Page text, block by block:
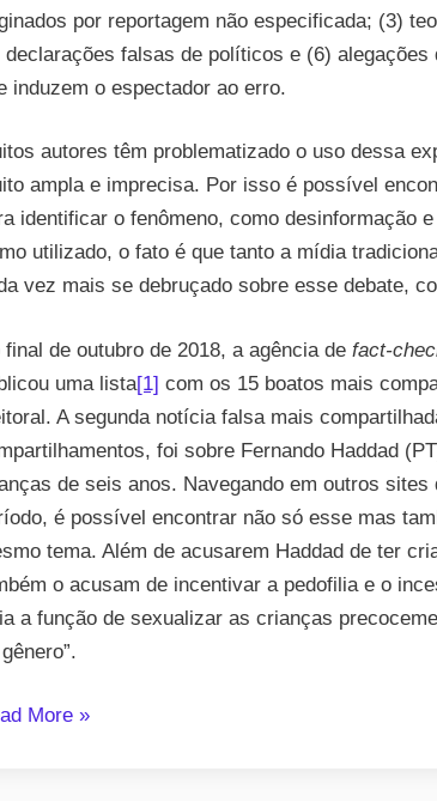
por reportagem não especificada; (3)
declarações falsas de políticos e (6)
induzem o espectador ao erro.
autores têm problematizado o uso dessa
ampla e imprecisa. Por isso é possível
identificar o fenômeno, como desinformação
utilizado, o fato é que tanto a mídia
vez mais se debruçado sobre esse debate,
final de outubro de 2018, a agência de fact-
uma lista[1] com os 15 boatos mais
A segunda notícia falsa mais
foi sobre Fernando Haddad
de seis anos. Navegando em outros sites
é possível encontrar não só esse mas
tema. Além de acusarem Haddad de ter
o acusam de incentivar a pedofilia e o
a função de sexualizar as crianças
More“As
»